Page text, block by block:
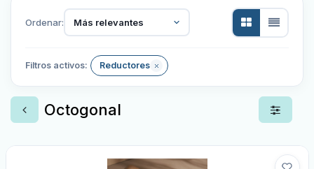
Ordenar: Más relevantes
Filtros activos: Reductores
Octogonal